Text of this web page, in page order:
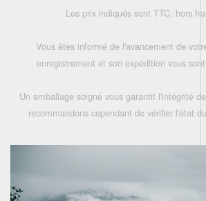
Les prix indiqués sont TTC, hors
Vous êtes informé de l'avancement de
enregistrement et son expédition vous
Un emballage soigné vous garantit l'intégrité
recommandons cependant de vérifier l'état